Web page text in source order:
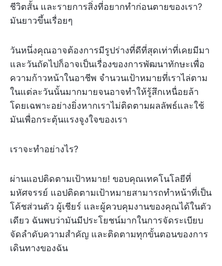
ชีวิตสั้น และรายการสิ่งที่อยากทำก่อนตายของเรา?
มันยาวขึ้นเรื่อยๆ
วันหนึ่งคุณอาจต้องการมีรูปร่างที่ดีที่สุดเท่าที่เคยมีมา
และวันถัดไปก็อาจเป็นเรื่องของการพัฒนาทักษะเพื่อ
ความก้าวหน้าในอาชีพ จำนวนเป้าหมายที่เราไล่ตาม
ในแต่ละวันนั้นมากมายจนอาจทำให้รู้สึกเหนื่อยล้า
โดยเฉพาะอย่างยิ่งหากเราไม่ติดตามผลลัพธ์และใช้
มันเพื่อกระตุ้นแรงจูงใจของเรา
เราจะทำอย่างไร?
ผ่านแอปติดตามเป้าหมาย! ขอบคุณเทคโนโลยีที่
มหัศจรรย์ แอปติดตามเป้าหมายสามารถทำหน้าที่เป็น
โค้ชส่วนตัว ผู้เชียร์ และผู้ควบคุมงานของคุณได้ในตัว
เดียว ฉันพบว่ามันมีประโยชน์มากในการจัดระเบียบ
จัดลำดับความสำคัญ และติดตามทุกขั้นตอนของการ
เดินทางของฉัน